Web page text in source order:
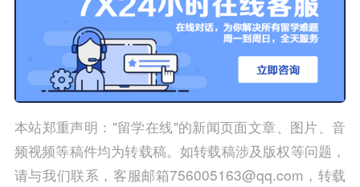
本站郑重声明："留学在线"的新闻页面文章、图片、音
频视频等稿件均为转载稿。如转载稿涉及版权等问题，
请与我们联系，客服邮箱756005163@qq.com，转载